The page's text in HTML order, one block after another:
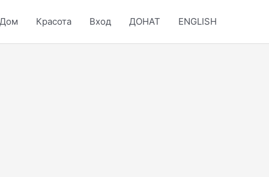
Дом Красота Вход ДОНАТ ENGLISH